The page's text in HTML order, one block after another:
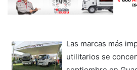
Las marcas más
utilitarios se